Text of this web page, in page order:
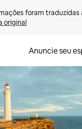
original
Anuncie seu